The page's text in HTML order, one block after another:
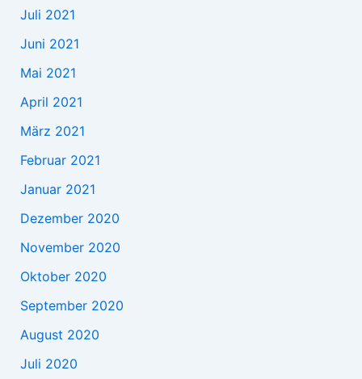
Juli 2021
Juni 2021
Mai 2021
April 2021
März 2021
Februar 2021
Januar 2021
Dezember 2020
November 2020
Oktober 2020
September 2020
August 2020
Juli 2020